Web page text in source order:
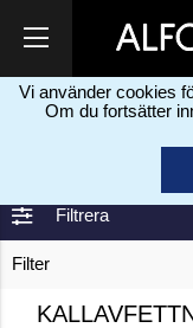
Vi använder cookies
Om du fortsätter
Filtrera
Filter